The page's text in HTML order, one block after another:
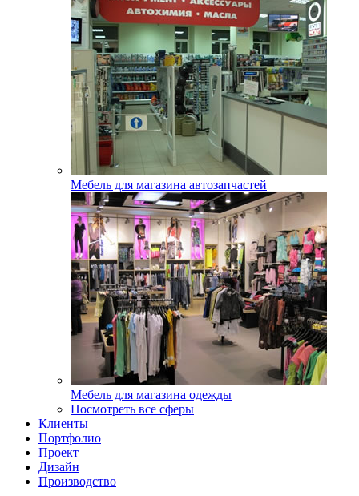
Мебель для магазина автозапчастей
Мебель для магазина одежды
Посмотреть все сферы
Клиенты
Портфолио
Проект
Дизайн
Производство